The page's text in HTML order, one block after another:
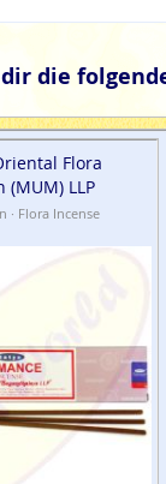
die
Flora
(MUM) LLP
· Flora Incense